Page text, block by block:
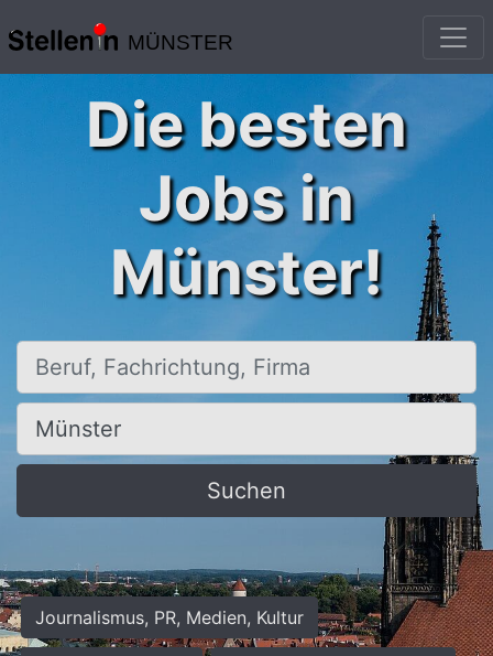
MÜNSTER
Die besten
Jobs in
Münster!
Beruf, Fachrichtung, Firma
Ort, Stadt
Suchen
Journalismus, PR, Medien, Kultur